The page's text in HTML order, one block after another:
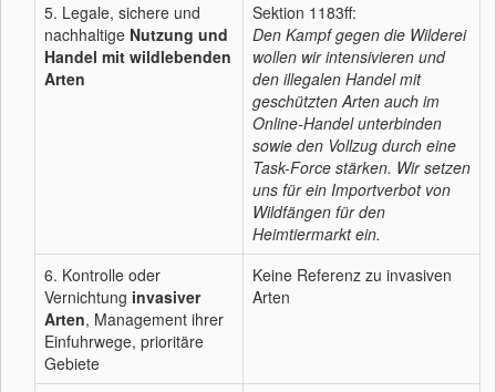
5. Legale, sichere und
nachhaltige Nutzung und
Handel mit wildlebenden
Arten
Sektion 1183ff:
Den Kampf gegen die Wilderei
wollen wir intensivieren und
den illegalen Handel mit
geschützten Arten auch im
Online-Handel unterbinden
sowie den Vollzug durch eine
Task-Force stärken. Wir setzen
uns für ein Importverbot von
Wildfängen für den
Heimtiermarkt ein.
6. Kontrolle oder
Vernichtung invasiver
Arten, Management ihrer
Einfuhrwege, prioritäre
Gebiete
Keine Referenz zu invasiven
Arten